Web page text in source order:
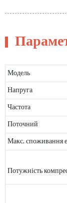
Модель
Напруга
Частота
Поточний
Макс. споживання
Потужність